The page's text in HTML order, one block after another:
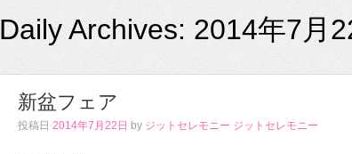
Daily Archives: 2014年7月
新盆フェア
投稿日 2014年7月22日 by ジットセレモニー ジットセレモニー